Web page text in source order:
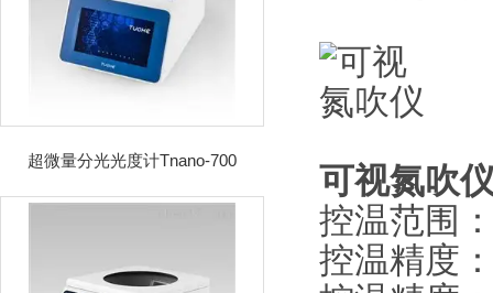
超微量分光光度计Tnano-700
可视氮吹
控温范围
控温精度